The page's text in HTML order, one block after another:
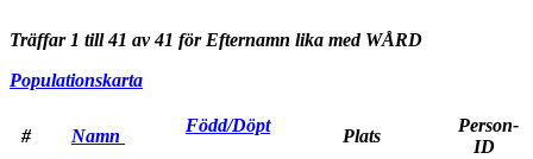
Träffar 1 till 41 av 41 för Efternamn lika med WÅRD
Populationskarta
# Namn
Född/Döpt
Plats
Person-
ID